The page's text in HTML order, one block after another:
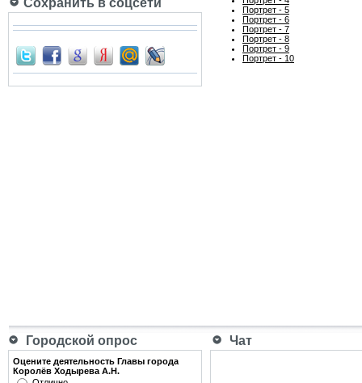
Сохранить в соцсети
Портрет - 5
Портрет - 6
Портрет - 7
Портрет - 8
Портрет - 9
Портрет - 10
Городской опрос Чат
Оцените деятельность Главы города
Королёв Ходырева А.Н.